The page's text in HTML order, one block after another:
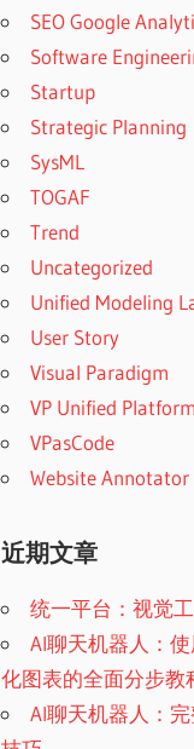
SEO Google
Software
Startup
Strategic Planning
SysML
TOGAF
Trend
Uncategorized
Unified Modeling
User Story
Visual Paradigm
VP Unified Platform
VPasCode
Website Annotator
近期文章
统一平台：视觉
AI聊天机器人：
化图表的全面分步教
AI聊天机器人：